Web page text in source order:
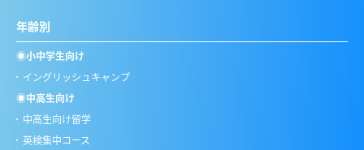
年齢別
◉小中学生向け
イングリッシュキャンプ
◉中高生向け
中高生向け留学
英検集中コース